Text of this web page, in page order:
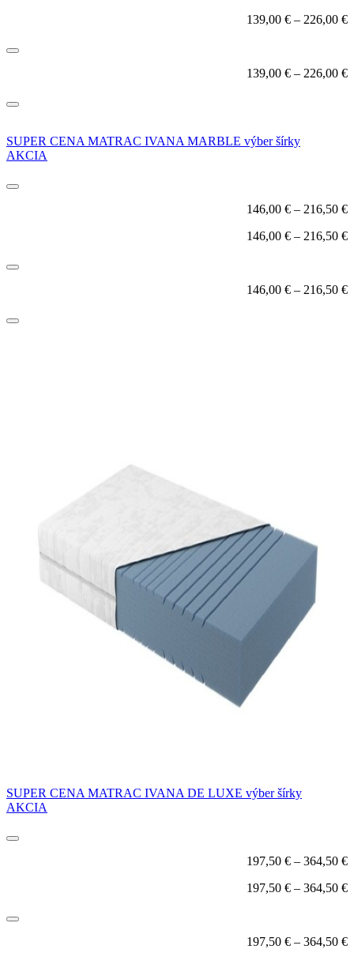
139,00 € – 226,00 €
139,00 € – 226,00 €
SUPER CENA MATRAC IVANA MARBLE výber šírky
AKCIA
146,00 € – 216,50 €
146,00 € – 216,50 €
146,00 € – 216,50 €
SUPER CENA MATRAC IVANA DE LUXE výber šírky
AKCIA
197,50 € – 364,50 €
197,50 € – 364,50 €
197,50 € – 364,50 €